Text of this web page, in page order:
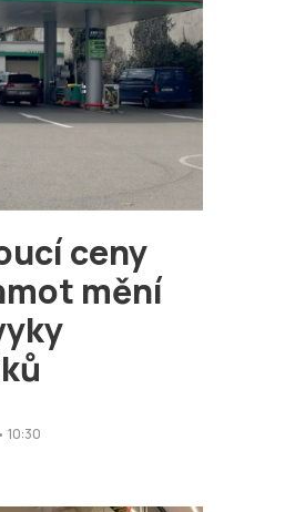
ceny
mění
10:30